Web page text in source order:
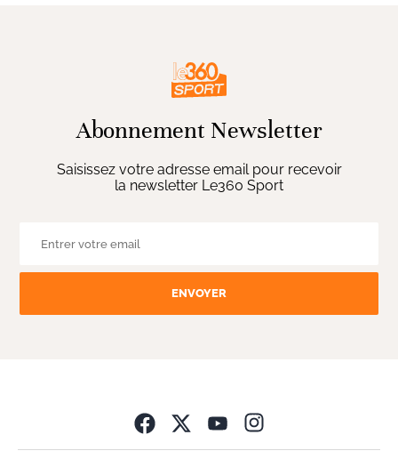
Abonnement Newsletter
Saisissez votre adresse email pour recevoir
la newsletter Le360 Sport
ENVOYER